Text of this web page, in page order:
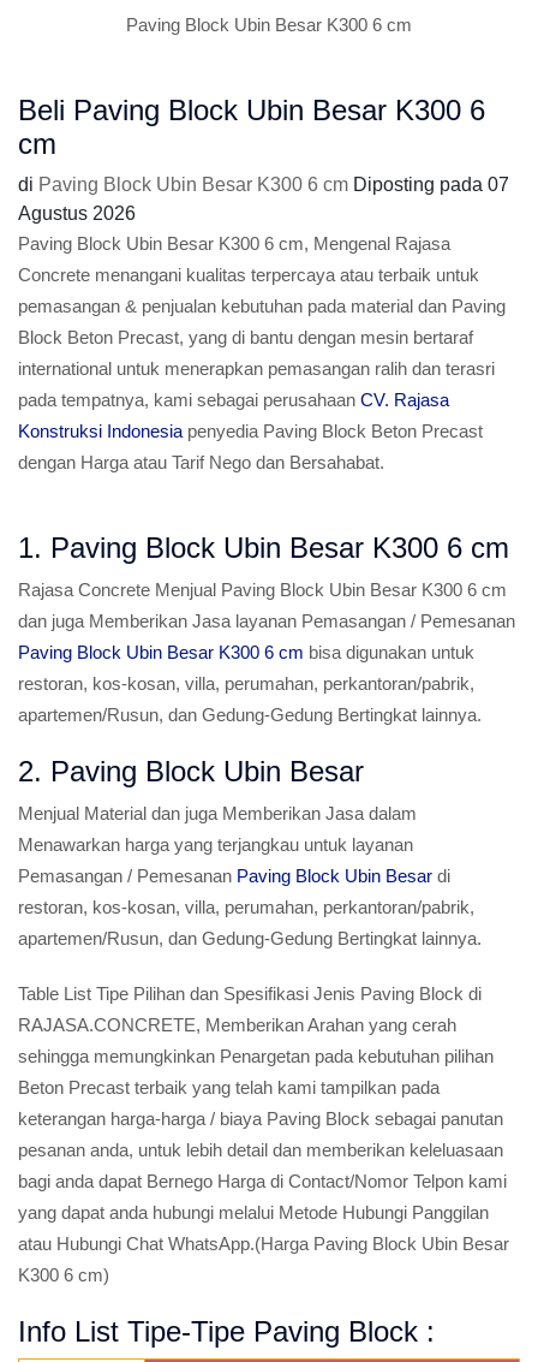
Paving Block Ubin Besar K300 6 cm
Beli Paving Block Ubin Besar K300 6
cm
di Paving Block Ubin Besar K300 6 cm Diposting pada 07
Agustus 2026
Paving Block Ubin Besar K300 6 cm, Mengenal Rajasa
Concrete menangani kualitas terpercaya atau terbaik untuk
pemasangan & penjualan kebutuhan pada material dan Paving
Block Beton Precast, yang di bantu dengan mesin bertaraf
international untuk menerapkan pemasangan ralih dan terasri
pada tempatnya, kami sebagai perusahaan CV. Rajasa
Konstruksi Indonesia penyedia Paving Block Beton Precast
dengan Harga atau Tarif Nego dan Bersahabat.
1. Paving Block Ubin Besar K300 6 cm
Rajasa Concrete Menjual Paving Block Ubin Besar K300 6 cm
dan juga Memberikan Jasa layanan Pemasangan / Pemesanan
Paving Block Ubin Besar K300 6 cm bisa digunakan untuk
restoran, kos-kosan, villa, perumahan, perkantoran/pabrik,
apartemen/Rusun, dan Gedung-Gedung Bertingkat lainnya.
2. Paving Block Ubin Besar
Menjual Material dan juga Memberikan Jasa dalam
Menawarkan harga yang terjangkau untuk layanan
Pemasangan / Pemesanan Paving Block Ubin Besar di
restoran, kos-kosan, villa, perumahan, perkantoran/pabrik,
apartemen/Rusun, dan Gedung-Gedung Bertingkat lainnya.
Table List Tipe Pilihan dan Spesifikasi Jenis Paving Block di
RAJASA.CONCRETE, Memberikan Arahan yang cerah
sehingga memungkinkan Penargetan pada kebutuhan pilihan
Beton Precast terbaik yang telah kami tampilkan pada
keterangan harga-harga / biaya Paving Block sebagai panutan
pesanan anda, untuk lebih detail dan memberikan keleluasaan
bagi anda dapat Bernego Harga di Contact/Nomor Telpon kami
yang dapat anda hubungi melalui Metode Hubungi Panggilan
atau Hubungi Chat WhatsApp.(Harga Paving Block Ubin Besar
K300 6 cm)
Info List Tipe-Tipe Paving Block :